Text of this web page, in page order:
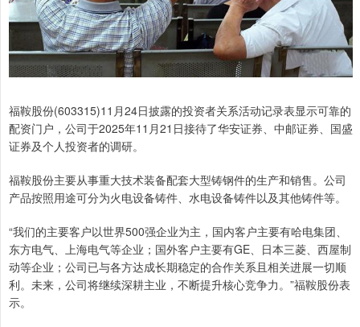
福鞍股份(603315)11月24日披露的投资者关系活动记录表显示可靠的
配资门户，公司于2025年11月21日接待了华安证券、中邮证券、国盛
证券及个人投资者的调研。
福鞍股份主要从事重大技术装备配套大型铸钢件的生产和销售。公司
产品按照用途可分为火电设备铸件、水电设备铸件以及其他铸件等。
“我们的主要客户以世界500强企业为主，国内客户主要有哈电集团、
东方电气、上海电气等企业；国外客户主要有GE、日本三菱、西屋制
动等企业；公司已与各方达成长期稳定的合作关系且相关进展一切顺
利。未来，公司将继续深耕主业，不断提升核心竞争力。”福鞍股份表
示。